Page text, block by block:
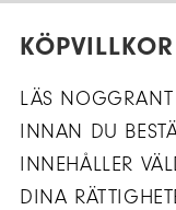
KÖPVILLKOR
LÄS
INNAN DU
INNEHÅLLER
DINA